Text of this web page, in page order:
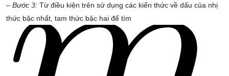
– Bước 3: Từ điều kiện trên sử dụng các kiến thức về dấu của nhị
thức bậc nhất, tam thức bậc hai để tìm